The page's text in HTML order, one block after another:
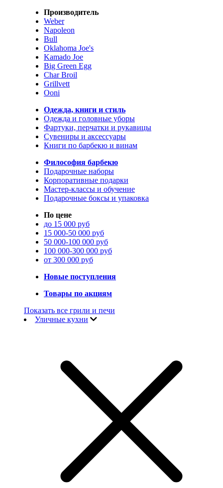
Производитель
Weber
Napoleon
Bull
Oklahoma Joe's
Kamado Joe
Big Green Egg
Char Broil
Grillvett
Ooni
Одежда, книги и стиль
Одежда и головные уборы
Фартуки, перчатки и рукавицы
Сувениры и аксессуары
Книги по барбекю и винам
Философия барбекю
Подарочные наборы
Корпоративные подарки
Мастер-классы и обучение
Подарочные боксы и упаковка
По цене
до 15 000 руб
15 000-50 000 руб
50 000-100 000 руб
100 000-300 000 руб
от 300 000 руб
Новые поступления
Товары по акциям
Показать все грили и печи
Уличные кухни